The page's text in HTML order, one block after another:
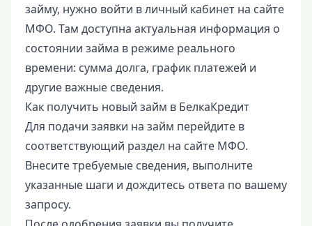
займу, нужно войти в личный кабинет на сайте
МФО. Там доступна актуальная информация о
состоянии займа в режиме реального
времени: сумма долга, график платежей и
другие важные сведения.
Как получить новый займ в БелкаКредит
Для подачи заявки на займ перейдите в
соответствующий раздел на сайте МФО.
Внесите требуемые сведения, выполните
указанные шаги и дождитесь ответа по вашему
запросу.